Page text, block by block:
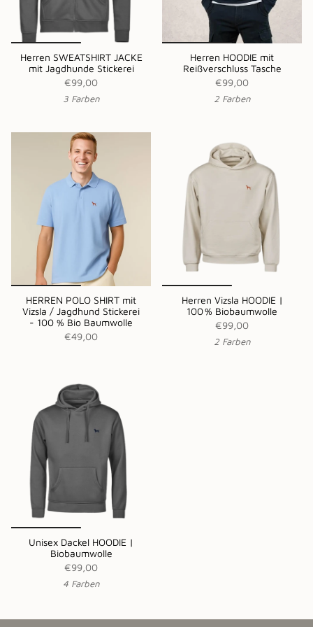
Herren SWEATSHIRT JACKE
mit Jagdhunde Stickerei
€99,00
3 Farben
Herren HOODIE mit
Reißverschluss Tasche
€99,00
2 Farben
HERREN POLO SHIRT mit
Vizsla / Jagdhund Stickerei
- 100 % Bio Baumwolle
€49,00
Herren Vizsla HOODIE |
100 % Biobaumwolle
€99,00
2 Farben
Unisex Dackel HOODIE |
Biobaumwolle
€99,00
4 Farben